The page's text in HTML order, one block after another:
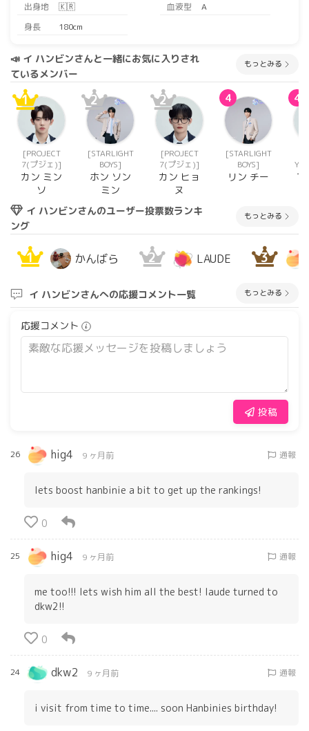
出身地
🇰🇷 血液型
A
身長
180cm
📣 イ ハンビンさんと一緒にお気に入りされ
ているメンバー
もっとみる
1
[PROJECT
7(プジェ)]
カン ミン
ソ
2
[STARLIGHT
BOYS]
ホン ソン
ミン
2
[PROJECT
7(プジェ)]
カン ヒョ
ヌ
4
[STARLIGHT
BOYS]
リン チー
4
マ
イ ハンビンさんのユーザー投票数ランキ
ング
もっとみる
1 かんばら 2 LAUDE 3
イ ハンビンさんへの応援コメント一覧 もっとみる
応援コメント
投稿
26 hig4 9 ヶ月前 通報
lets boost hanbinie a bit to get up the rankings!
0
25 hig4 9 ヶ月前 通報
me too!!! lets wish him all the best! laude turned to
dkw2!!
0
24 dkw2 9 ヶ月前 通報
i visit from time to time.... soon Hanbinies birthday!